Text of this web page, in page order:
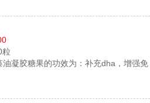
粒
油凝胶糖果的功效为：补充dha，增强免